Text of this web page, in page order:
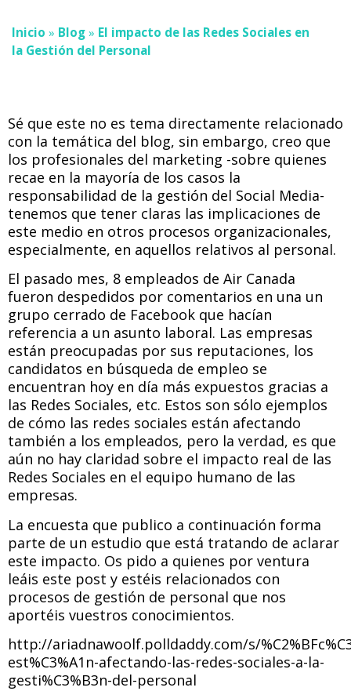
Inicio » Blog » El impacto de las Redes Sociales en
la Gestión del Personal
Sé que este no es tema directamente relacionado
con la temática del blog, sin embargo, creo que
los profesionales del marketing -sobre quienes
recae en la mayoría de los casos la
responsabilidad de la gestión del Social Media-
tenemos que tener claras las implicaciones de
este medio en otros procesos organizacionales,
especialmente, en aquellos relativos al personal.
El pasado mes, 8 empleados de Air Canada
fueron despedidos por comentarios en una un
grupo cerrado de Facebook que hacían
referencia a un asunto laboral. Las empresas
están preocupadas por sus reputaciones, los
candidatos en búsqueda de empleo se
encuentran hoy en día más expuestos gracias a
las Redes Sociales, etc. Estos son sólo ejemplos
de cómo las redes sociales están afectando
también a los empleados, pero la verdad, es que
aún no hay claridad sobre el impacto real de las
Redes Sociales en el equipo humano de las
empresas.
La encuesta que publico a continuación forma
parte de un estudio que está tratando de aclarar
este impacto. Os pido a quienes por ventura
leáis este post y estéis relacionados con
procesos de gestión de personal que nos
aportéis vuestros conocimientos.
http://ariadnawoolf.polldaddy.com/s/
est%C3%A1n-afectando-las-redes-sociales-a-la-
gesti%C3%B3n-del-personal